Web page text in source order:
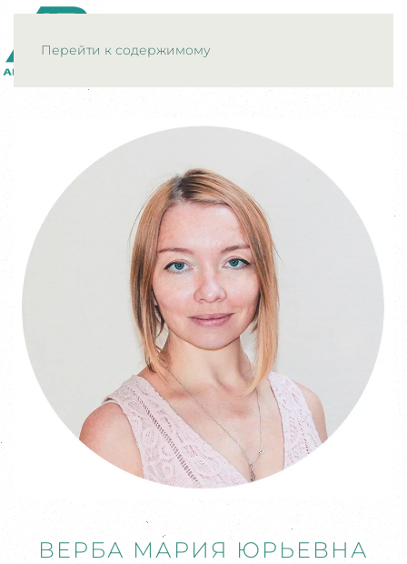
Перейти к содержимому
ВЕРБА МАРИЯ ЮРЬЕВНА